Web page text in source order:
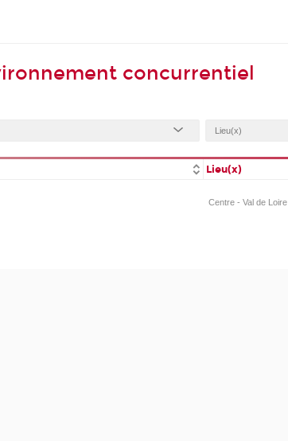
concurrentiel
Lieu(x)
Centre - Val de Loire